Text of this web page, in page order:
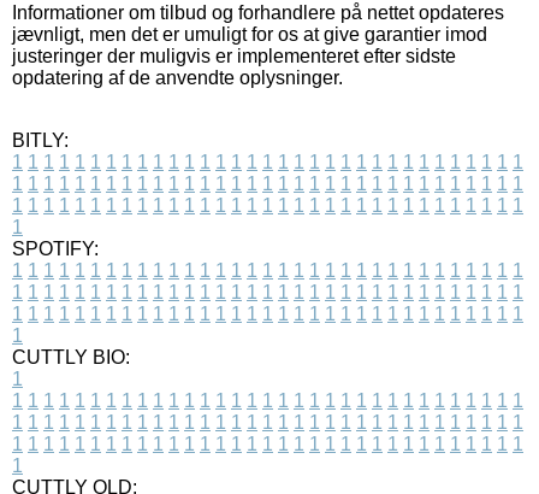
Informationer om tilbud og forhandlere på nettet opdateres
jævnligt, men det er umuligt for os at give garantier imod
justeringer der muligvis er implementeret efter sidste
opdatering af de anvendte oplysninger.
BITLY:
1 1 1 1 1 1 1 1 1 1 1 1 1 1 1 1 1 1 1 1 1 1 1 1 1 1 1 1 1 1 1 1 1
1 1 1 1 1 1 1 1 1 1 1 1 1 1 1 1 1 1 1 1 1 1 1 1 1 1 1 1 1 1 1 1 1
1 1 1 1 1 1 1 1 1 1 1 1 1 1 1 1 1 1 1 1 1 1 1 1 1 1 1 1 1 1 1 1 1
1
SPOTIFY:
1 1 1 1 1 1 1 1 1 1 1 1 1 1 1 1 1 1 1 1 1 1 1 1 1 1 1 1 1 1 1 1 1
1 1 1 1 1 1 1 1 1 1 1 1 1 1 1 1 1 1 1 1 1 1 1 1 1 1 1 1 1 1 1 1 1
1 1 1 1 1 1 1 1 1 1 1 1 1 1 1 1 1 1 1 1 1 1 1 1 1 1 1 1 1 1 1 1 1
1
CUTTLY BIO:
1
1 1 1 1 1 1 1 1 1 1 1 1 1 1 1 1 1 1 1 1 1 1 1 1 1 1 1 1 1 1 1 1 1
1 1 1 1 1 1 1 1 1 1 1 1 1 1 1 1 1 1 1 1 1 1 1 1 1 1 1 1 1 1 1 1 1
1 1 1 1 1 1 1 1 1 1 1 1 1 1 1 1 1 1 1 1 1 1 1 1 1 1 1 1 1 1 1 1 1
1
CUTTLY OLD: